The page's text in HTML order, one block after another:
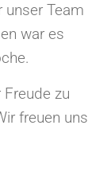
unser Team
war es
zu
freuen uns